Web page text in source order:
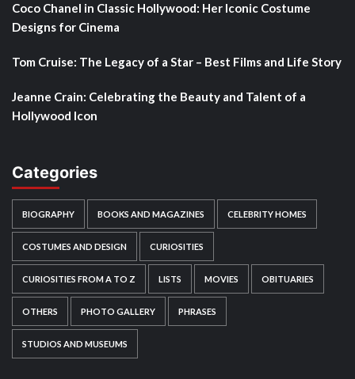
Coco Chanel in Classic Hollywood: Her Iconic Costume
Designs for Cinema
Tom Cruise: The Legacy of a Star – Best Films and Life Story
Jeanne Crain: Celebrating the Beauty and Talent of a
Hollywood Icon
Categories
BIOGRAPHY BOOKS AND MAGAZINES CELEBRITY HOMES
COSTUMES AND DESIGN CURIOSITIES
CURIOSITIES FROM A TO Z LISTS MOVIES OBITUARIES
OTHERS PHOTO GALLERY PHRASES
STUDIOS AND MUSEUMS